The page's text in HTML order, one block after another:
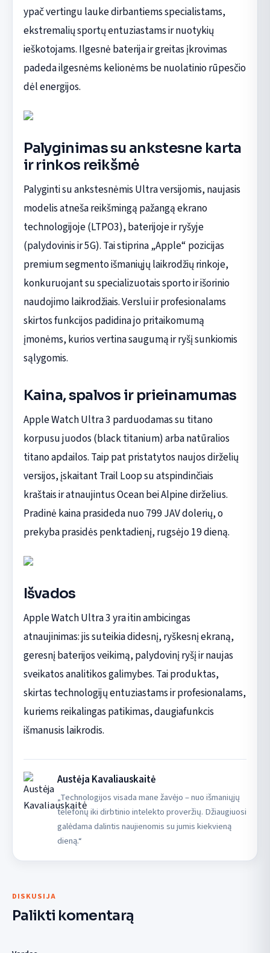
ypač vertingu lauke dirbantiems specialistams,
ekstremalių sportų entuziastams ir nuotykių
ieškotojams. Ilgesnė baterija ir greitas įkrovimas
padeda ilgesnėms kelionėms be nuolatinio rūpesčio
dėl energijos.
Palyginimas su ankstesne karta
ir rinkos reikšmė
Palyginti su ankstesnėmis Ultra versijomis, naujasis
modelis atneša reikšmingą pažangą ekrano
technologijoje (LTPO3), baterijoje ir ryšyje
(palydovinis ir 5G). Tai stiprina „Apple“ pozicijas
premium segmento išmaniųjų laikrodžių rinkoje,
konkuruojant su specializuotais sporto ir išorinio
naudojimo laikrodžiais. Verslui ir profesionalams
skirtos funkcijos padidina jo pritaikomumą
įmonėms, kurios vertina saugumą ir ryšį sunkiomis
sąlygomis.
Kaina, spalvos ir prieinamumas
Apple Watch Ultra 3 parduodamas su titano
korpusu juodos (black titanium) arba natūralios
titano apdailos. Taip pat pristatytos naujos dirželių
versijos, įskaitant Trail Loop su atspindinčiais
kraštais ir atnaujintus Ocean bei Alpine dirželius.
Pradinė kaina prasideda nuo 799 JAV dolerių, o
prekyba prasidės penktadienį, rugsėjo 19 dieną.
Išvados
Apple Watch Ultra 3 yra itin ambicingas
atnaujinimas: jis suteikia didesnį, ryškesnį ekraną,
geresnį baterijos veikimą, palydovinį ryšį ir naujas
sveikatos analitikos galimybes. Tai produktas,
skirtas technologijų entuziastams ir profesionalams,
kuriems reikalingas patikimas, daugiafunkcis
išmanusis laikrodis.
Austėja Kavaliauskaitė
„Technologijos visada mane žavėjo – nuo išmaniųjų
telefonų iki dirbtinio intelekto proveržių. Džiaugiuosi
galėdama dalintis naujienomis su jumis kiekvieną
dieną.“
DISKUSIJA
Palikti komentarą